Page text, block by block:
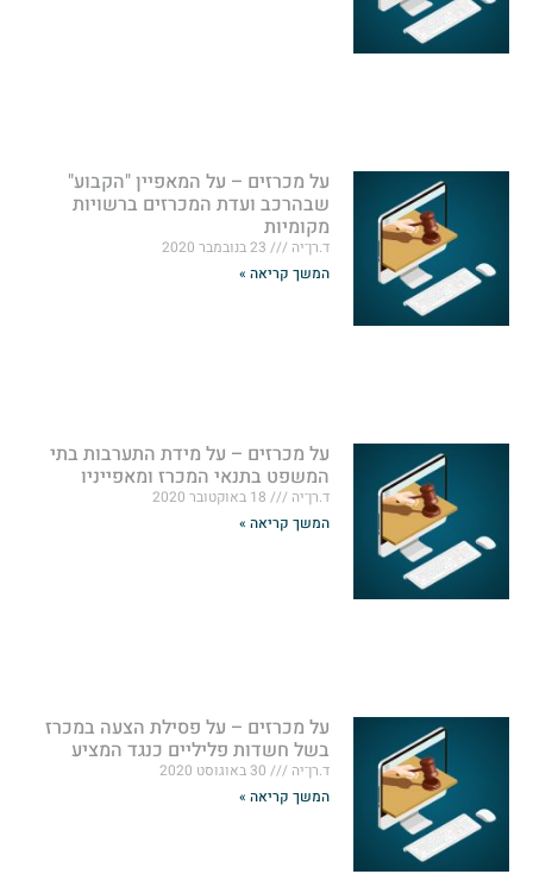
על מכרזים – על המאפיין "הקבוע"
שבהרכב ועדת המכרזים ברשויות
מקומיות
ד.רן־יה
23 בנובמבר 2020
המשך קריאה »
על מכרזים – על מידת התערבות בתי
המשפט בתנאי המכרז ומאפייניו
ד.רן־יה
18 באוקטובר 2020
המשך קריאה »
על מכרזים – על פסילת הצעה במכרז
בשל חשדות פליליים כנגד המציע
ד.רן־יה
30 באוגוסט 2020
המשך קריאה »